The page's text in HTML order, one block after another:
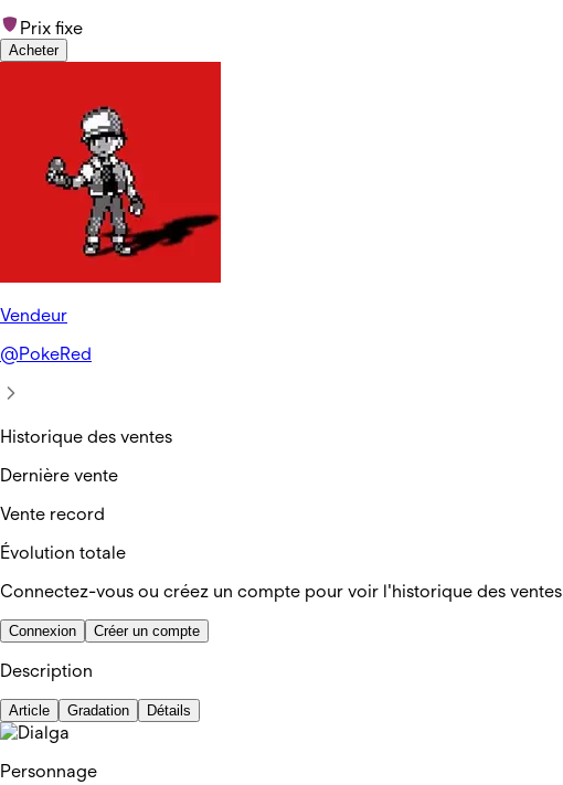
Prix fixe
Acheter
Vendeur
@PokeRed
Historique des ventes
Dernière vente
Vente record
Évolution totale
Connectez-vous ou créez un compte pour voir l'historique des ventes
Connexion Créer un compte
Description
Article Gradation Détails
Personnage